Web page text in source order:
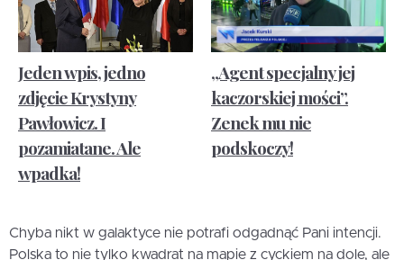
Jeden wpis, jedno
zdjęcie Krystyny
Pawłowicz. I
pozamiatane. Ale
wpadka!
„Agent specjalny jej
kaczorskiej mości”.
Zenek mu nie
podskoczy!
Chyba nikt w galaktyce nie potrafi odgadnąć Pani intencji.
Polska to nie tylko kwadrat na mapie z cyckiem na dole, ale